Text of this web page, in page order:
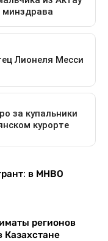
в МНВО
регионов
Казахстане